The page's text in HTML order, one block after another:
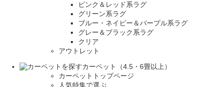
ピンク＆レッド系ラグ
グリーン系ラグ
ブルー・ネイビー＆パープル系ラグ
グレー＆ブラック系ラグ
クリア
アウトレット
カーペット（4.5・6畳以上）
カーペットトップページ
人気特集で選ぶ